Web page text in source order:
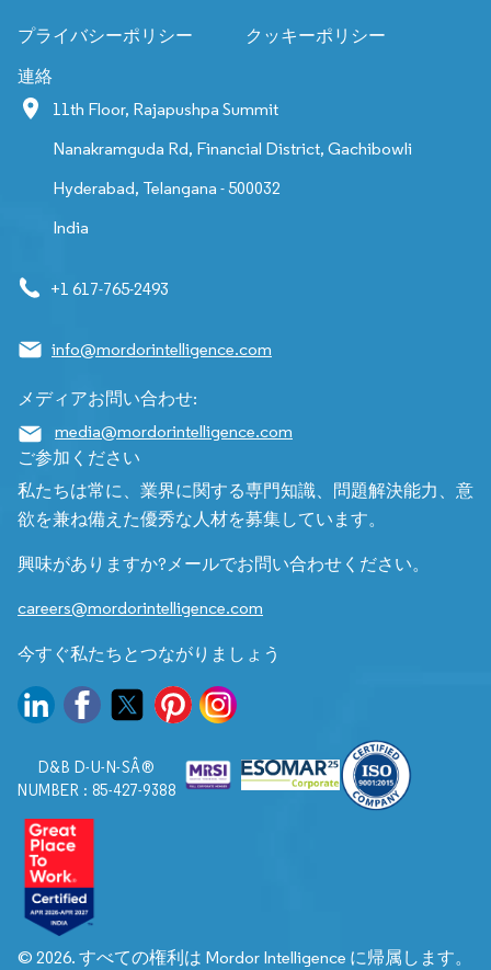
プライバシーポリシー クッキーポリシー
連絡
11th Floor, Rajapushpa Summit
Nanakramguda Rd, Financial District, Gachibowli
Hyderabad, Telangana - 500032
India
+1 617-765-2493
info@mordorintelligence.com
メディアお問い合わせ:
media@mordorintelligence.com
ご参加ください
私たちは常に、業界に関する専門知識、問題解決能力、意
欲を兼ね備えた優秀な人材を募集しています。
興味がありますか?メールでお問い合わせください。
careers@mordorintelligence.com
今すぐ私たちとつながりましょう
D&B D-U-N-SÂ®
NUMBER : 85-427-9388
© 2026. すべての権利は Mordor Intelligence に帰属します。